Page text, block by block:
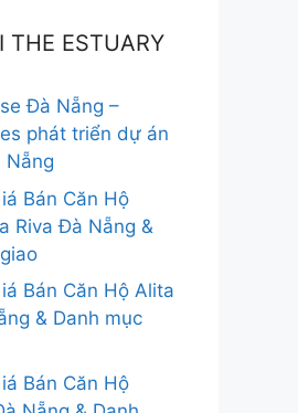
THE ESTUARY
Đà Nẵng –
phát triển dự án
Nẵng
Bán Căn Hộ
Riva Đà Nẵng &
Bán Căn Hộ Alita
& Danh mục
Bán Căn Hộ